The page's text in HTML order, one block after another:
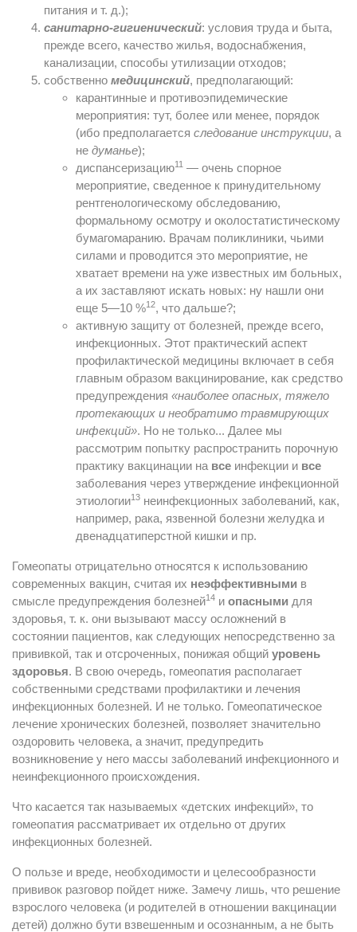
питания и т. д.);
санитарно-гигиенический: условия труда и быта,
прежде всего, качество жилья, водоснабжения,
канализации, способы утилизации отходов;
собственно медицинский, предполагающий:
карантинные и противоэпидемические
мероприятия: тут, более или менее, порядок
(ибо предполагается следование инструкции, а
не думанье);
диспансеризацию11 — очень спорное
мероприятие, сведенное к принудительному
рентгенологическому обследованию,
формальному осмотру и околостатистическому
бумагомаранию. Врачам поликлиники, чьими
силами и проводится это мероприятие, не
хватает времени на уже известных им больных,
а их заставляют искать новых: ну нашли они
еще 5—10 %12, что дальше?;
активную защиту от болезней, прежде всего,
инфекционных. Этот практический аспект
профилактической медицины включает в себя
главным образом вакцинирование, как средство
предупреждения «наиболее опасных, тяжело
протекающих и необратимо травмирующих
инфекций». Но не только... Далее мы
рассмотрим попытку распространить порочную
практику вакцинации на все инфекции и все
заболевания через утверждение инфекционной
этиологии13 неинфекционных заболеваний, как,
например, рака, язвенной болезни желудка и
двенадцатиперстной кишки и пр.
Гомеопаты отрицательно относятся к использованию
современных вакцин, считая их неэффективными в
смысле предупреждения болезней14 и опасными для
здоровья, т. к. они вызывают массу осложнений в
состоянии пациентов, как следующих непосредственно за
прививкой, так и отсроченных, понижая общий уровень
здоровья. В свою очередь, гомеопатия располагает
собственными средствами профилактики и лечения
инфекционных болезней. И не только. Гомеопатическое
лечение хронических болезней, позволяет значительно
оздоровить человека, а значит, предупредить
возникновение у него массы заболеваний инфекционного и
неинфекционного происхождения.
Что касается так называемых «детских инфекций», то
гомеопатия рассматривает их отдельно от других
инфекционных болезней.
О пользе и вреде, необходимости и целесообразности
прививок разговор пойдет ниже. Замечу лишь, что решение
взрослого человека (и родителей в отношении вакцинации
детей) должно бути взвешенным и осознанным, а не быть